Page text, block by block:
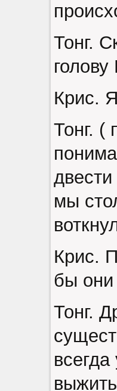
Тонг.
Крис.
Тонг. (
мы
Крис.
бы они
Тонг.